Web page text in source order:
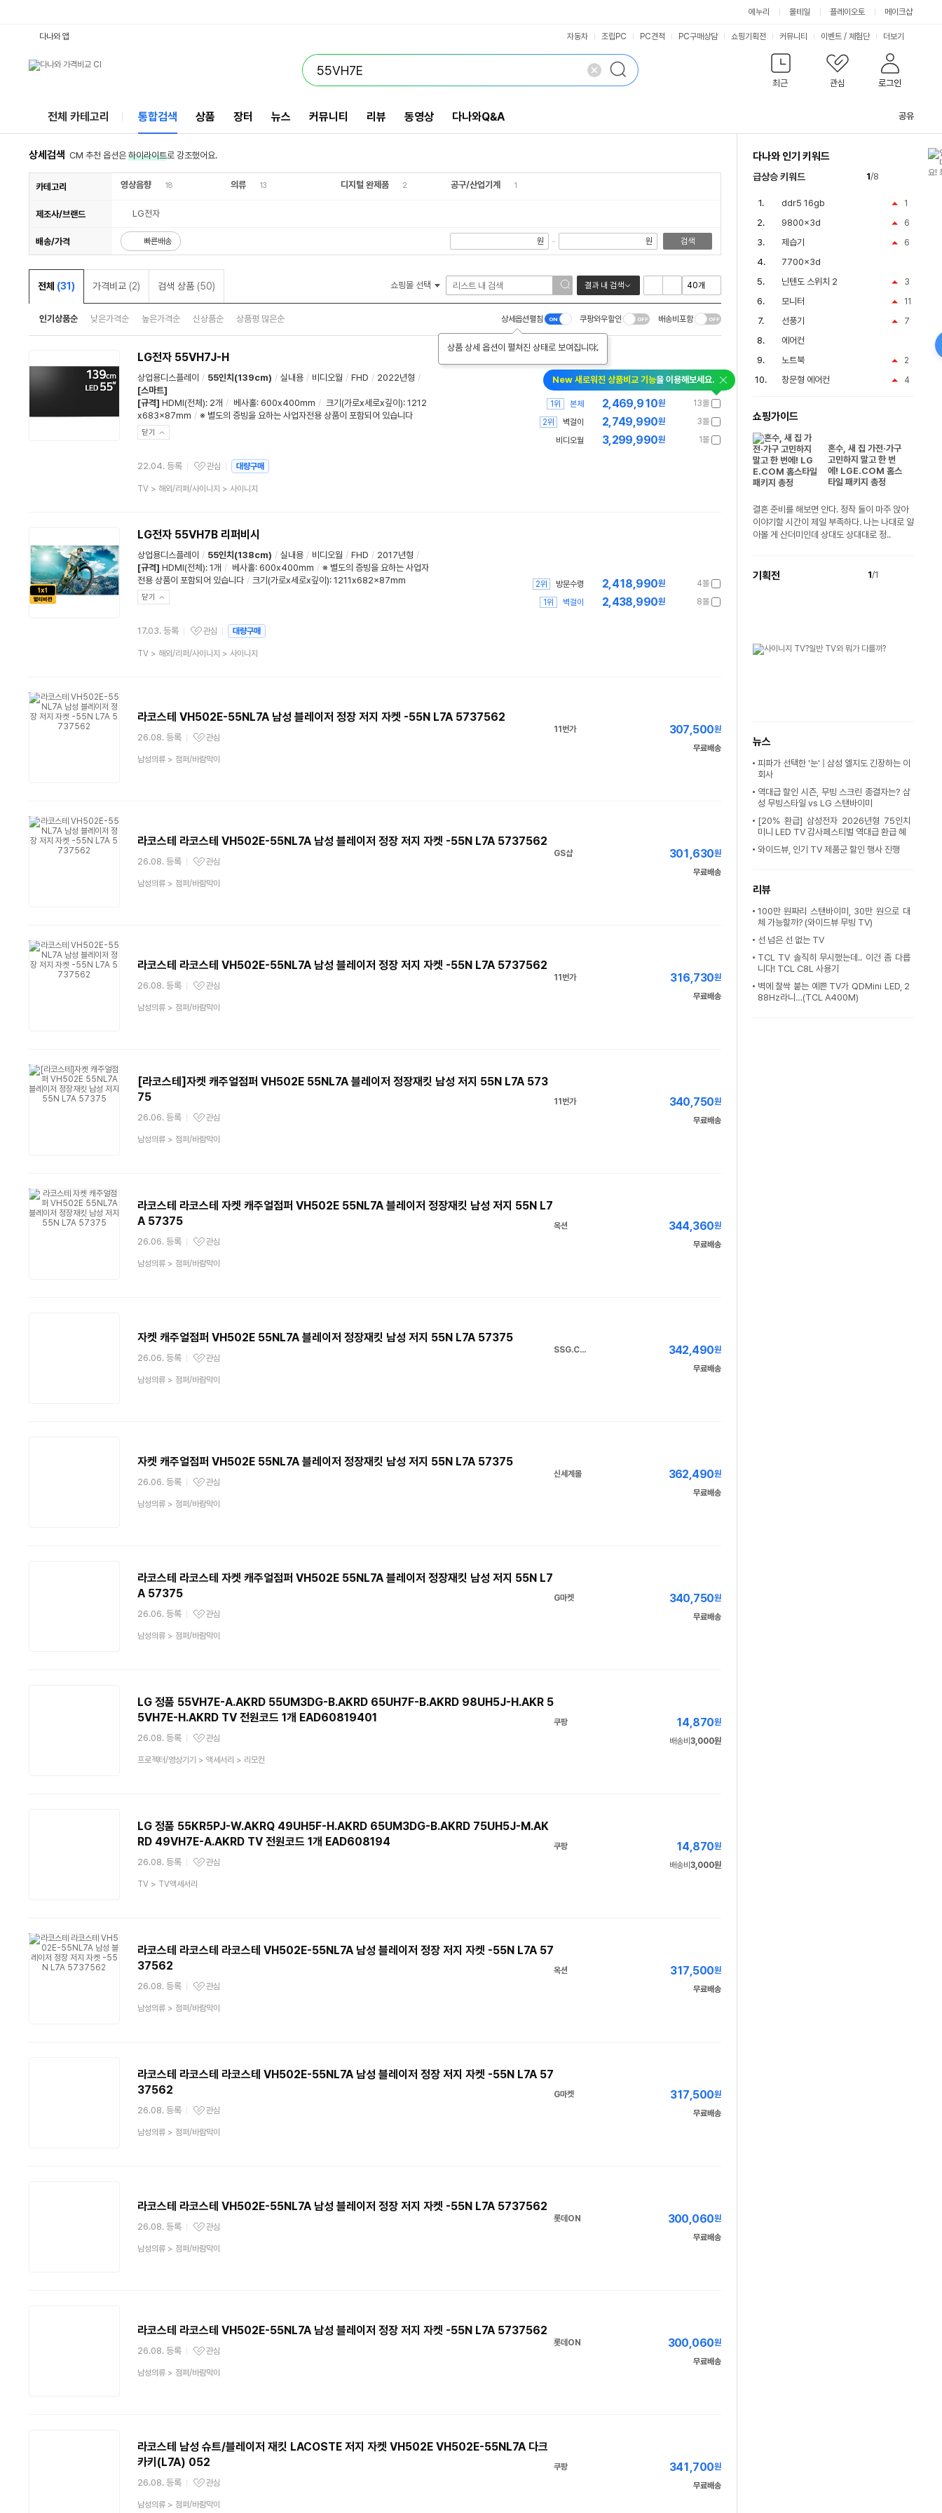
에누리 몰테일 플레이오토 메이크샵
최근 관심 로그인
다나와 앱 자동차 조립PC PC견적 PC구매상담 쇼핑기획전 커뮤니티 이벤트 / 체험단 더보기
전체 카테고리 통합검색 상품 장터 뉴스 커뮤니티 리뷰 동영상 다나와Q&A 공유
상세검색 CM 추천 옵션은 하이라이트로 강조했어요.
카테고리 영상음향 18 의류 13 디지털 완제품 2 공구/산업기계 1
제조사/브랜드 LG전자
배송/가격 빠른배송 원 ~ 원 검색
전체 (31) 가격비교 (2) 검색 상품 (50) 쇼핑몰 선택 결과 내 검색
인기상품순 낮은가격순 높은가격순 신상품순 상품평 많은순 상세옵션펼침
상품 상세 옵션이 펼쳐진 상태로 보여집니다.
쿠팡와우할인 배송비포함
LG전자 55VH7J-H
상업용디스플레이 / 55인치(139cm) / 실내용 / 비디오월 / FHD / 2022년형 /
[스마트]
[규격] HDMI(전체): 2개 / 베사홀: 600x400mm / 크기(가로x세로x깊이): 1212
x683x87mm / ※ 별도의 증빙을 요하는 사업자전용 상품이 포함되어 있습니다
닫기
22.04. 등록
관심상품
관심 대량구매
상
TV> 해외/리퍼/사이니지 > 사이니지
New 새로워진 상품비교 기능을 이용해보세요.
13몰
2,469,910원
1위
본체
3몰
2,749,990원
2위
벽걸이
1몰
3,299,990원
비디오월
LG전자 55VH7B 리퍼비시
상업용디스플레이 / 55인치(138cm) / 실내용 / 비디오월 / FHD / 2017년형 /
[규격] HDMI(전체): 1개 / 베사홀: 600x400mm / ※ 별도의 증빙을 요하는 사업자
전용 상품이 포함되어 있습니다 / 크기(가로x세로x깊이): 1211x682x87mm
닫기
17.03. 등록
관심상품
관심 대량구매
상
TV> 해외/리퍼/사이니지 > 사이니지
4몰
2,418,990원
2위
방문수령
8몰
2,438,990원
1위 벽걸이
라코스테 VH502E-55NL7A 남성 블레이저 정장 저지 자켓 -55N L7A 5737562
26.08. 등록
관심상품
관심
상
남성의류> 점퍼/바람막이
11번가 307,500원
무료배송
라코스테 라코스테 VH502E-55NL7A 남성 블레이저 정장 저지 자켓 -55N L7A 5737562
26.08. 등록
관심상품
관심
상
남성의류> 점퍼/바람막이
GS샵 301,630원
무료배송
라코스테 라코스테 VH502E-55NL7A 남성 블레이저 정장 저지 자켓 -55N L7A 5737562
26.08. 등록
관심상품
관심
상
남성의류> 점퍼/바람막이
11번가 316,730원
무료배송
[라코스테]자켓 캐주얼점퍼 VH502E 55NL7A 블레이저 정장재킷 남성 저지 55N L7A 573
75
26.06. 등록
관심상품
관심
상
남성의류> 점퍼/바람막이
11번가 340,750원
무료배송
라코스테 라코스테 자켓 캐주얼점퍼 VH502E 55NL7A 블레이저 정장재킷 남성 저지 55N L7
A 57375
26.06. 등록
관심상품
관심
상
남성의류> 점퍼/바람막이
옥션 344,360원
무료배송
자켓 캐주얼점퍼 VH502E 55NL7A 블레이저 정장재킷 남성 저지 55N L7A 57375
26.06. 등록
관심상품
관심
상
남성의류> 점퍼/바람막이
SSG.COM 342,490원
무료배송
자켓 캐주얼점퍼 VH502E 55NL7A 블레이저 정장재킷 남성 저지 55N L7A 57375
26.06. 등록
관심상품
관심
상
남성의류> 점퍼/바람막이
신세계몰 362,490원
무료배송
라코스테 라코스테 자켓 캐주얼점퍼 VH502E 55NL7A 블레이저 정장재킷 남성 저지 55N L7
A 57375
26.06. 등록
관심상품
관심
상
남성의류> 점퍼/바람막이
G마켓 340,750원
무료배송
LG 정품 55VH7E-A.AKRD 55UM3DG-B.AKRD 65UH7F-B.AKRD 98UH5J-H.AKR 5
5VH7E-H.AKRD TV 전원코드 1개 EAD60819401
26.08. 등록
관심상품
관심
상
프로젝터/영상기기 > 액세서리 > 리모컨
쿠팡 14,870원
배송비 3,000원
LG 정품 55KR5PJ-W.AKRQ 49UH5F-H.AKRD 65UM3DG-B.AKRD 75UH5J-M.AK
RD 49VH7E-A.AKRD TV 전원코드 1개 EAD608194
26.08. 등록
관심상품
관심
상
TV> TV액세서리
쿠팡 14,870원
배송비 3,000원
라코스테 라코스테 라코스테 VH502E-55NL7A 남성 블레이저 정장 저지 자켓 -55N L7A 57
37562
26.08. 등록
관심상품
관심
상
남성의류> 점퍼/바람막이
옥션 317,500원
무료배송
라코스테 라코스테 라코스테 VH502E-55NL7A 남성 블레이저 정장 저지 자켓 -55N L7A 57
37562
26.08. 등록
관심상품
관심
상
남성의류> 점퍼/바람막이
G마켓 317,500원
무료배송
라코스테 라코스테 VH502E-55NL7A 남성 블레이저 정장 저지 자켓 -55N L7A 5737562
26.08. 등록
관심상품
관심
상
남성의류> 점퍼/바람막이
롯데ON 300,060원
무료배송
라코스테 라코스테 VH502E-55NL7A 남성 블레이저 정장 저지 자켓 -55N L7A 5737562
26.08. 등록
관심상품
관심
상
남성의류> 점퍼/바람막이
롯데ON 300,060원
무료배송
라코스테 남성 슈트/블레이저 재킷 LACOSTE 저지 자켓 VH502E VH502E-55NL7A 다크
카키(L7A) 052
26.08. 등록
관심상품
관심
상
남성의류> 점퍼/바람막이
쿠팡 341,700원
무료배송
다나와 인기 키워드
급상승 키워드 1/8
1
ddr5 16gb
6
9800x3d
6
제습기
7700x3d
3
닌텐도 스위치 2
11
모니터
7
선풍기
에어컨
2
노트북
4
창문형 에어컨
쇼핑가이드
혼수, 새 집 가전·가구
고민하지 말고 한 번
에! LGE.COM 홈스
타일 패키지 총정
결혼 준비를 해보면 안다. 정작 둘이 마주 앉아
이야기할 시간이 제일 부족하다. 나는 나대로 알
아볼 게 산더미인데 상대도 상대대로 정..
기획전 1/1
뉴스
피파가 선택한 '눈' | 삼성 엘지도 긴장하는 이
회사
역대급 할인 시즌, 무빙 스크린 종결자는? 삼
성 무빙스타일 vs LG 스탠바이미
[20% 환급] 삼성전자 2026년형 75인치
미니 LED TV 감사페스티벌 역대급 환급 혜
와이드뷰, 인기 TV 제품군 할인 행사 진행
리뷰
100만 원짜리 스탠바이미, 30만 원으로 대
체 가능할까? (와이드뷰 무빙 TV)
선 넘은 선 없는 TV
TCL TV 솔직히 무시했는데.. 이건 좀 다릅
니다! TCL C8L 사용기
벽에 찰싹 붙는 예쁜 TV가 QDMini LED, 2
88Hz라니…(TCL A400M)